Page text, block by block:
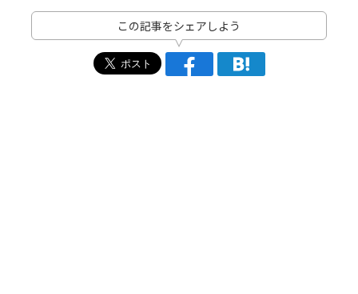
この記事をシェアしよう